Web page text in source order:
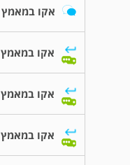
אקו במאמץ
אקו במאמץ
אקו במאמץ
אקו במאמץ